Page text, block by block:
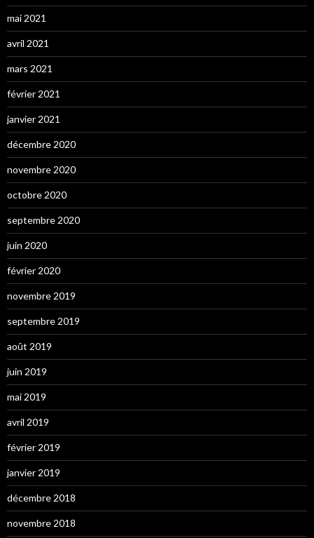
mai 2021
avril 2021
mars 2021
février 2021
janvier 2021
décembre 2020
novembre 2020
octobre 2020
septembre 2020
juin 2020
février 2020
novembre 2019
septembre 2019
août 2019
juin 2019
mai 2019
avril 2019
février 2019
janvier 2019
décembre 2018
novembre 2018